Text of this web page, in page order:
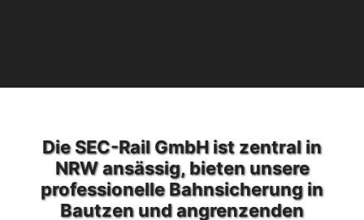
Die SEC-Rail GmbH ist zentral in
NRW ansässig, bieten unsere
professionelle Bahnsicherung in
Bautzen und angrenzenden